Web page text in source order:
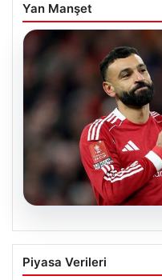
Yan Manşet
Beşiktaş’tan
dev hamle!
Piyasa Verileri